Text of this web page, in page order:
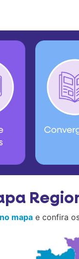
mapa e confira